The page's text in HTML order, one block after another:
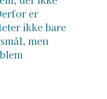
er
ikke bare
men